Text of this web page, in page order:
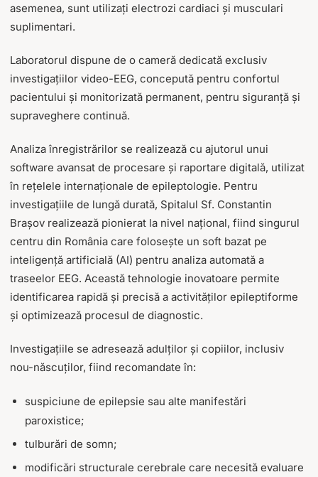
asemenea, sunt utilizați electrozi cardiaci și musculari
suplimentari.
Laboratorul dispune de o cameră dedicată exclusiv
investigațiilor video-EEG, concepută pentru confortul
pacientului și monitorizată permanent, pentru siguranță și
supraveghere continuă.
Analiza înregistrărilor se realizează cu ajutorul unui
software avansat de procesare și raportare digitală, utilizat
în rețelele internaționale de epileptologie. Pentru
investigațiile de lungă durată, Spitalul Sf. Constantin
Brașov realizează pionierat la nivel național, fiind singurul
centru din România care folosește un soft bazat pe
inteligență artificială (AI) pentru analiza automată a
traseelor EEG. Această tehnologie inovatoare permite
identificarea rapidă și precisă a activităților epileptiforme
și optimizează procesul de diagnostic.
Investigațiile se adresează adulților și copiilor, inclusiv
nou-născuților, fiind recomandate în:
suspiciune de epilepsie sau alte manifestări
paroxistice;
tulburări de somn;
modificări structurale cerebrale care necesită evaluare